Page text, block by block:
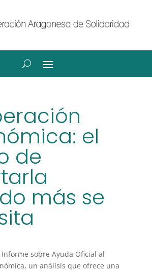
el
de
más se
sobre Ayuda Oficial al
un análisis que ofrece una